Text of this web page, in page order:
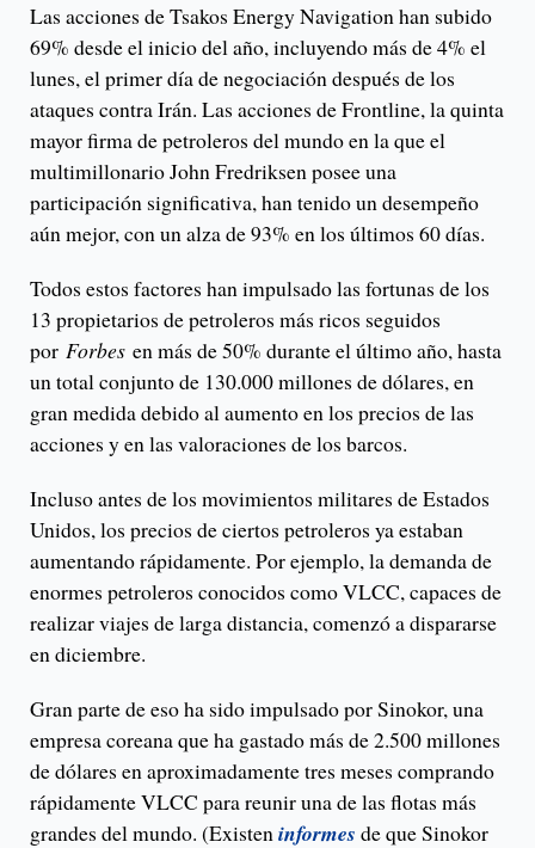
Las acciones de Tsakos Energy Navigation han subido
69% desde el inicio del año, incluyendo más de 4% el
lunes, el primer día de negociación después de los
ataques contra Irán. Las acciones de Frontline, la quinta
mayor firma de petroleros del mundo en la que el
multimillonario John Fredriksen posee una
participación significativa, han tenido un desempeño
aún mejor, con un alza de 93% en los últimos 60 días.
Todos estos factores han impulsado las fortunas de los
13 propietarios de petroleros más ricos seguidos
por Forbes en más de 50% durante el último año, hasta
un total conjunto de 130.000 millones de dólares, en
gran medida debido al aumento en los precios de las
acciones y en las valoraciones de los barcos.
Incluso antes de los movimientos militares de Estados
Unidos, los precios de ciertos petroleros ya estaban
aumentando rápidamente. Por ejemplo, la demanda de
enormes petroleros conocidos como VLCC, capaces de
realizar viajes de larga distancia, comenzó a dispararse
en diciembre.
Gran parte de eso ha sido impulsado por Sinokor, una
empresa coreana que ha gastado más de 2.500 millones
de dólares en aproximadamente tres meses comprando
rápidamente VLCC para reunir una de las flotas más
grandes del mundo. (Existeninformes de que Sinokor